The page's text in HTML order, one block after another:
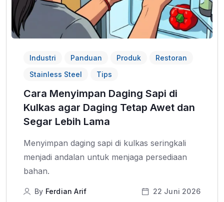
Industri Panduan Produk
Restoran
Stainless Steel
Tips
Cara Menyimpan Daging Sapi di
Kulkas agar Daging Tetap Awet dan
Segar Lebih Lama
Menyimpan daging sapi di kulkas seringkali
menjadi andalan untuk menjaga persediaan
bahan.
By Ferdian Arif 22 Juni 2026